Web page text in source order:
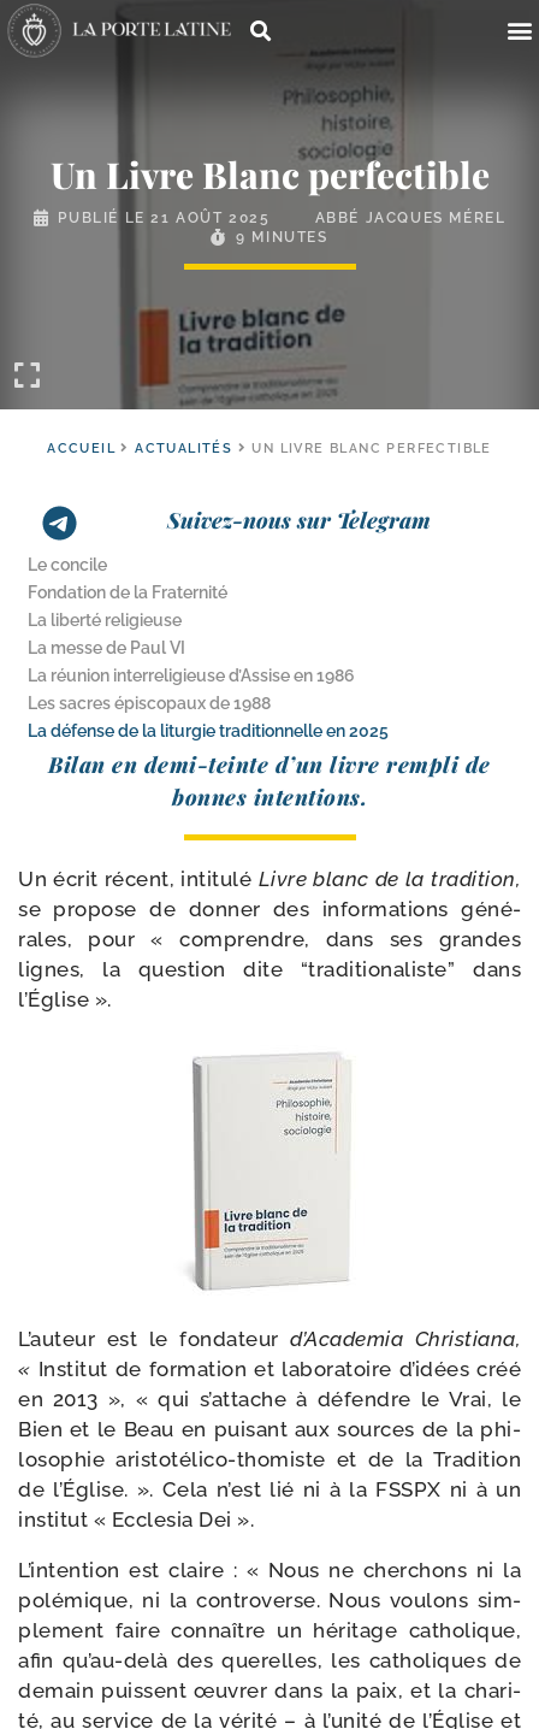
Un Livre Blanc perfectible
PUBLIÉ LE21 AOÛT 2025
ABBÉ JACQUES MÉREL
9 MINUTES
ACCUEIL ACTUALITÉS UN LIVRE BLANC PERFECTIBLE
Suivez-nous sur Telegram
Le concile
Fondation de la Fraternité
La liberté religieuse
La messe de Paul VI
La réunion interreligieuse d’Assise en 1986
Les sacres épiscopaux de 1988
La défense de la liturgie tradition­nelle en 2025
Bilan en demi-​teinte d’un livre rem­pli de
bonnes intentions.
Un écrit récent, inti­tu­lé Livre blanc de la tra­di­tion,
se pro­pose de don­ner des infor­ma­tions géné­
rales, pour « com­prendre, dans ses grandes
lignes, la ques­tion dite “tra­di­tio­na­liste” dans
l’Église ».
L’auteur est le fon­da­teur d’Academia Christiana,
« Institut de forma­tion et labo­ra­toire d’i­dées créé
en 2013 », « qui s’at­tache à défendre le Vrai, le
Bien et le Beau en pui­sant aux sources de la phi­
lo­so­phie aristotélico-​thomiste et de la Tradition
de l’Église. ». Cela n’est lié ni à la FSSPX ni à un
ins­ti­tut « Ecclesia Dei ».
L’intention est claire : « Nous ne cher­chons ni la
polé­mique, ni la con­troverse. Nous vou­lons sim­
ple­ment faire con­naître un héri­tage catho­lique,
afin qu’au-​delà des que­relles, les catho­liques de
demain puissent œuvrer dans la paix, et la cha­ri­
té, au ser­vice de la véri­té – à l’u­ni­té de l’Église et